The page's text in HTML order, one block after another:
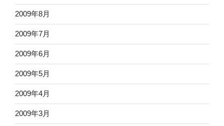
2009年8月
2009年7月
2009年6月
2009年5月
2009年4月
2009年3月